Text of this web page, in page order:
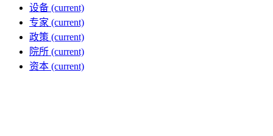
设备 (current)
专家 (current)
政策 (current)
院所 (current)
资本 (current)